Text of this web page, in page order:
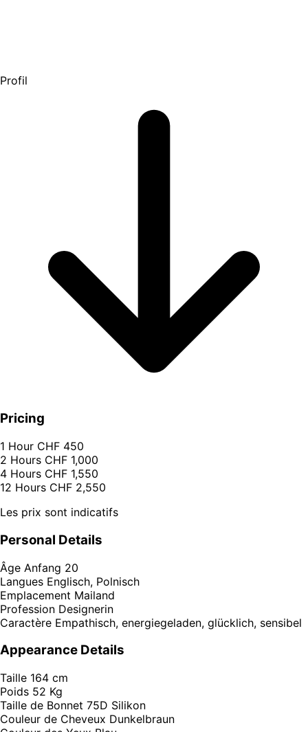
Profil
Pricing
1 Hour CHF 450
2 Hours CHF 1,000
4 Hours CHF 1,550
12 Hours CHF 2,550
Les prix sont indicatifs
Personal Details
Âge Anfang 20
Langues Englisch, Polnisch
Emplacement Mailand
Profession Designerin
Caractère Empathisch, energiegeladen, glücklich, sensibel
Appearance Details
Taille 164 cm
Poids 52 Kg
Taille de Bonnet 75D Silikon
Couleur de Cheveux Dunkelbraun